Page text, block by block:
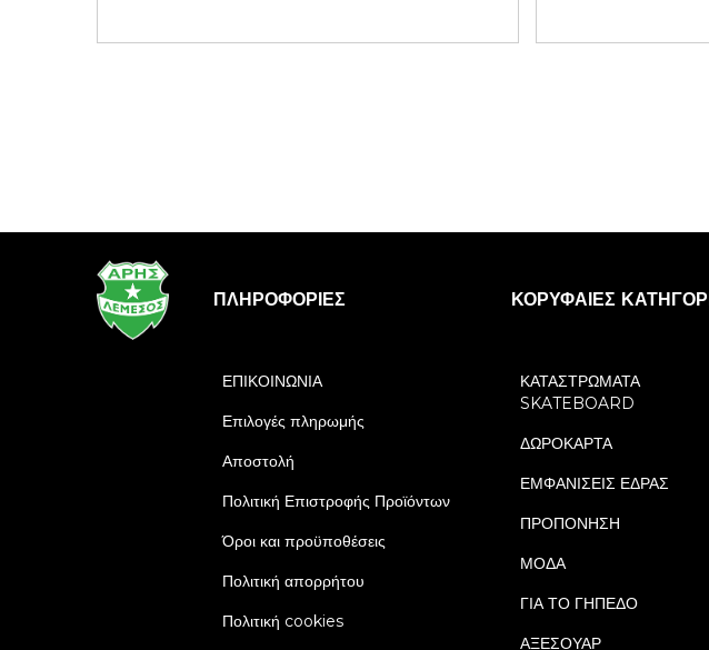
ΠΛΗΡΟΦΟΡΊΕΣ
ΕΠΙΚΟΙΝΩΝΙΑ
Επιλογές πληρωμής
Αποστολή
Πολιτική Επιστροφής Προϊόντων
Όροι και προϋποθέσεις
Πολιτική απορρήτου
Πολιτική cookies
ΚΟΡΥΦΑΊΕΣ
ΚΑΤΑΣΤΡΩΜΑΤΑ
SKATEBOARD
ΔΩΡΟΚΑΡΤΑ
ΕΜΦΑΝΙΣΕΙΣ ΕΔΡΑΣ
ΠΡΟΠΟΝΗΣΗ
ΜΟΔΑ
ΓΙΑ ΤΟ ΓΗΠΕΔΟ
ΑΞΕΣΟΥΑΡ